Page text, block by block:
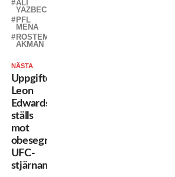
ALI
YAZBECK
PFL
MENA
ROSTEM
AKMAN
NÄSTA
Uppgifter:
Leon
Edwards
ställs
mot
obesegrade
UFC-
stjärnan!